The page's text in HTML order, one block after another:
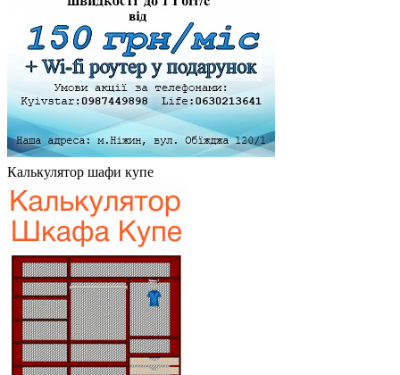
Калькулятор шафи купе